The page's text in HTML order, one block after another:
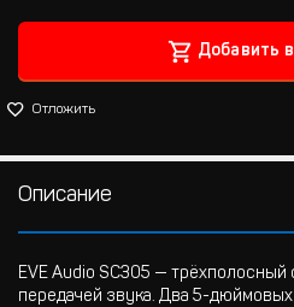
Добавить
Отложить
Описание
EVE Audio SC305 —
передачей звука. Два 5-